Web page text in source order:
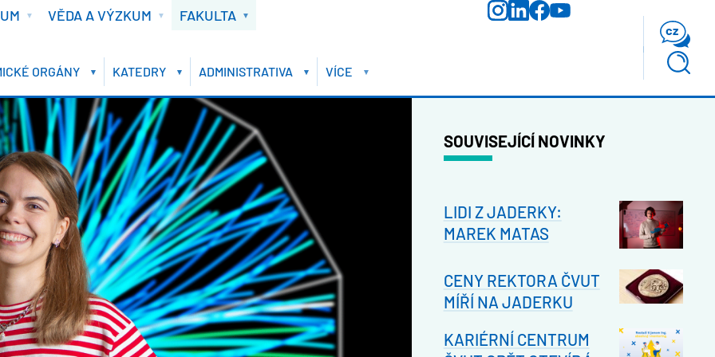
VĚDA A VÝZKUM FAKULTA
cz
ORGÁNY KATEDRY ADMINISTRATIVA VÍCE
SOUVISEJÍCÍ NOVINKY
LIDI Z JADERKY:
MAREK MATAS
CENY REKTORA ČVUT
MÍŘÍ NA JADERKU
KARIÉRNÍ CENTRUM